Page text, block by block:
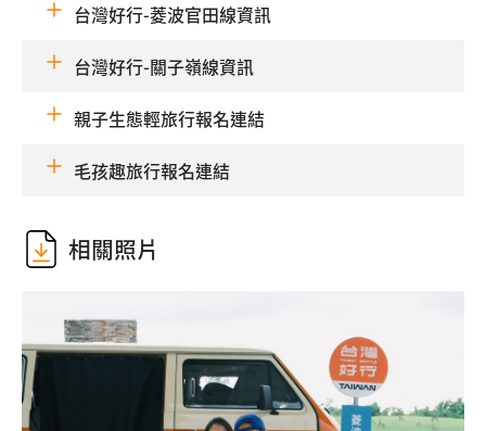
台灣好行-菱波官田線資訊
台灣好行-關子嶺線資訊
親子生態輕旅行報名連結
毛孩趣旅行報名連結
相關照片